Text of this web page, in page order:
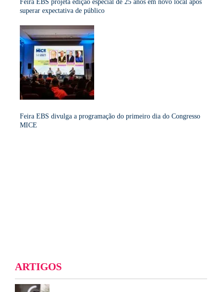
Feira EBS projeta edição especial de 25 anos em novo local após
superar expectativa de público
Feira EBS divulga a programação do primeiro dia do Congresso
MICE
ARTIGOS